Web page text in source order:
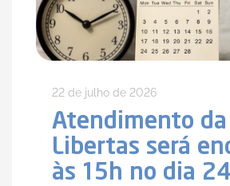
22 de julho de 2026
Atendimento da
Libertas será
às 15h no dia